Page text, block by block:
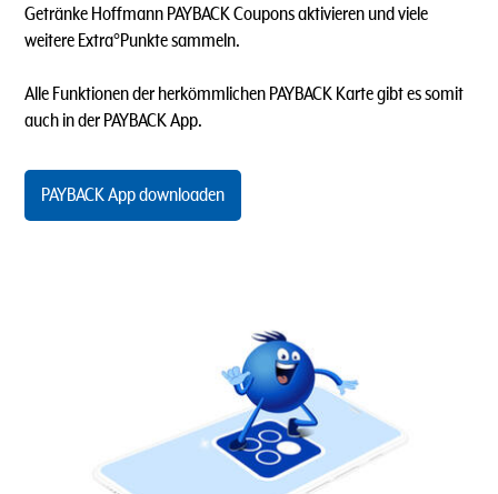
Getränke Hoffmann PAYBACK Coupons aktivieren und viele
weitere Extra°Punkte sammeln.
Alle Funktionen der herkömmlichen PAYBACK Karte gibt es somit
auch in der PAYBACK App.
PAYBACK App downloaden